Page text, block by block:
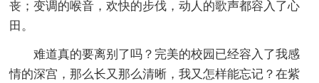
丧；变调的喉音，欢快的步伐，动人的歌声都容入了心
田。
难道真的要离别了吗？完美的校园已经容入了我感
情的深宫，那么长又那么清晰，我又怎样能忘记？在紫